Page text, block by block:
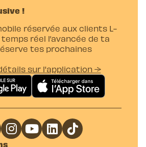
!
réservée aux clients L-
réel l’avancée de ta
tes prochaines
sur l'application →